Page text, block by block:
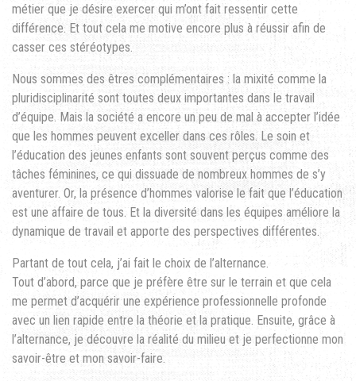
métier que je désire exercer qui m’ont fait ressentir cette
différence. Et tout cela me motive encore plus à réussir afin de
casser ces stéréotypes.
Nous sommes des êtres complémentaires : la mixité comme la
pluridisciplinarité sont toutes deux importantes dans le travail
d’équipe. Mais la société a encore un peu de mal à accepter l’idée
que les hommes peuvent exceller dans ces rôles. Le soin et
l’éducation des jeunes enfants sont souvent perçus comme des
tâches féminines, ce qui dissuade de nombreux hommes de s’y
aventurer. Or, la présence d’hommes valorise le fait que l’éducation
est une affaire de tous. Et la diversité dans les équipes améliore la
dynamique de travail et apporte des perspectives différentes.
Partant de tout cela, j’ai fait le choix de l’alternance.
Tout d’abord, parce que je préfère être sur le terrain et que cela
me permet d’acquérir une expérience professionnelle profonde
avec un lien rapide entre la théorie et la pratique. Ensuite, grâce à
l’alternance, je découvre la réalité du milieu et je perfectionne mon
savoir-être et mon savoir-faire.